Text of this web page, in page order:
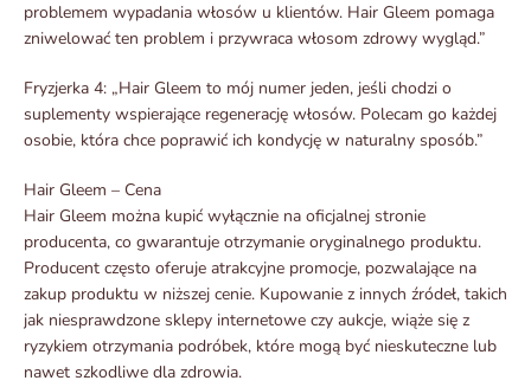
problemem wypadania włosów u klientów. Hair Gleem pomaga
zniwelować ten problem i przywraca włosom zdrowy wygląd.”
Fryzjerka 4: „Hair Gleem to mój numer jeden, jeśli chodzi o
suplementy wspierające regenerację włosów. Polecam go każdej
osobie, która chce poprawić ich kondycję w naturalny sposób.”
Hair Gleem – Cena
Hair Gleem można kupić wyłącznie na oficjalnej stronie
producenta, co gwarantuje otrzymanie oryginalnego produktu.
Producent często oferuje atrakcyjne promocje, pozwalające na
zakup produktu w niższej cenie. Kupowanie z innych źródeł, takich
jak niesprawdzone sklepy internetowe czy aukcje, wiąże się z
ryzykiem otrzymania podróbek, które mogą być nieskuteczne lub
nawet szkodliwe dla zdrowia.